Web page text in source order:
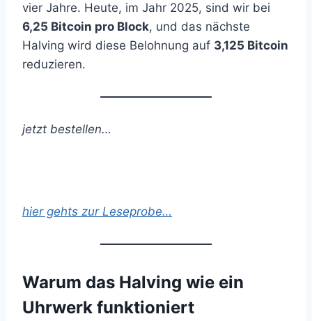
vier Jahre. Heute, im Jahr 2025, sind wir bei
6,25 Bitcoin pro Block, und das nächste
Halving wird diese Belohnung auf 3,125 Bitcoin
reduzieren.
jetzt bestellen…
hier gehts zur Leseprobe…
Warum das Halving wie ein
Uhrwerk funktioniert